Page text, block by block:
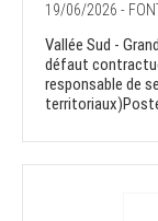
19/06/2026 -
Vallée Sud -
défaut
responsable de